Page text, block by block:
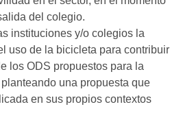
del colegio.
instituciones y/o colegios la
uso de la bicicleta para contribuir
los ODS propuestos para la
una propuesta que
en sus propios contextos